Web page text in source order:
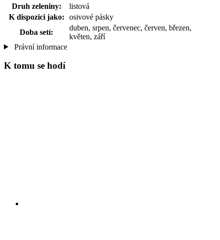
Druh zeleniny:
listová
K dispozici jako:
osivové pásky
Doba setí:
duben, srpen, červenec, červen, březen,
květen, září
Právní informace
K tomu se hodí